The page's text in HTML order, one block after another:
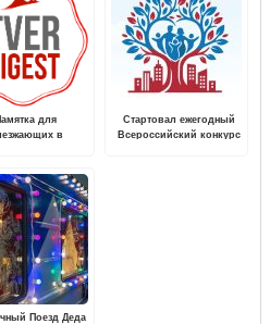
для
в
Стартовал ежегодный
Всероссийский конкурс
Поезд Деда